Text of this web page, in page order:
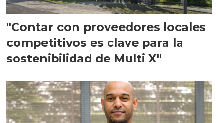
"Contar con proveedores locales
competitivos es clave para la
sostenibilidad de Multi X"